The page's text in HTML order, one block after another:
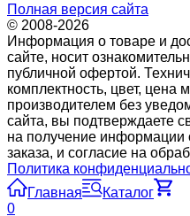
Полная версия сайта
© 2008-2026
Информация о товаре и
сайте, носит
публичной офертой.
комплектность, цвет, цена
производителем без
сайта, вы подтверждаете
на получение
заказа, и согласие на
Политика
Главная
Каталог
0